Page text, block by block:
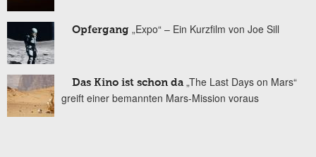
Opfergang „Expo“ – Ein Kurzfilm von Joe Sill
Das Kino ist schon da „The Last Days on Mars“
greift einer bemannten Mars-Mission voraus